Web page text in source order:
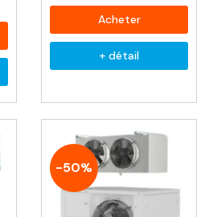
Acheter
+ détail
-50%